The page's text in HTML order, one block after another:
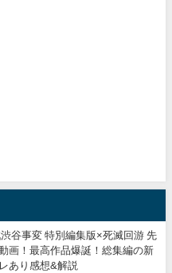
渋谷事変 特別編集版×死滅回游 先
画！最高作品爆誕！総集編の新
あり感想&解説